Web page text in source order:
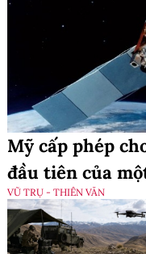
Mỹ cấp phép
đầu tiên của
VŨ TRỤ - THIÊN VĂN